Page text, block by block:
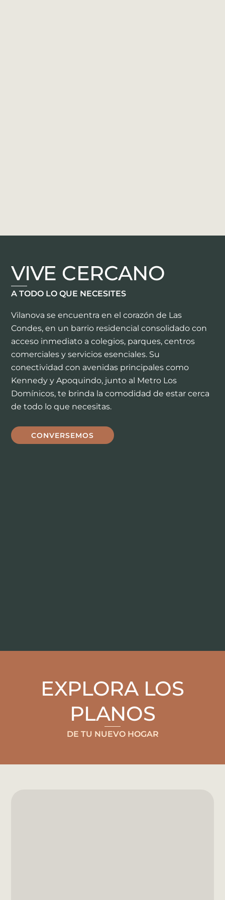
VIVE CERCANO
A TODO LO QUE NECESITES
Vilanova se encuentra en el corazón de Las
Condes, en un barrio residencial consolidado con
acceso inmediato a colegios, parques, centros
comerciales y servicios esenciales. Su
conectividad con avenidas principales como
Kennedy y Apoquindo, junto al Metro Los
Domínicos, te brinda la comodidad de estar cerca
de todo lo que necesitas.
CONVERSEMOS
EXPLORA LOS
PLANOS
DE TU NUEVO HOGAR